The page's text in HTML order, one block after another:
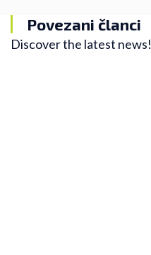
Povezani članci
Discover the latest news!